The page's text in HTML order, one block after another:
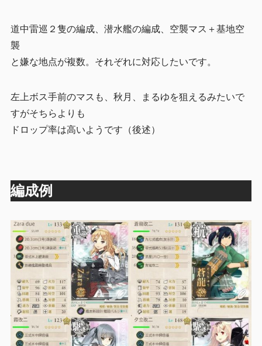
道中雷巡２隻の編成、潜水艦の編成、空襲マス＋基地空
襲
と嫌な地点が複数。それぞれに対応したいです。
左上ボス手前のマスも、秋月、まるゆを狙えるみたいで
すがそちらよりも
ドロップ率は高いようです（後述）
編成例